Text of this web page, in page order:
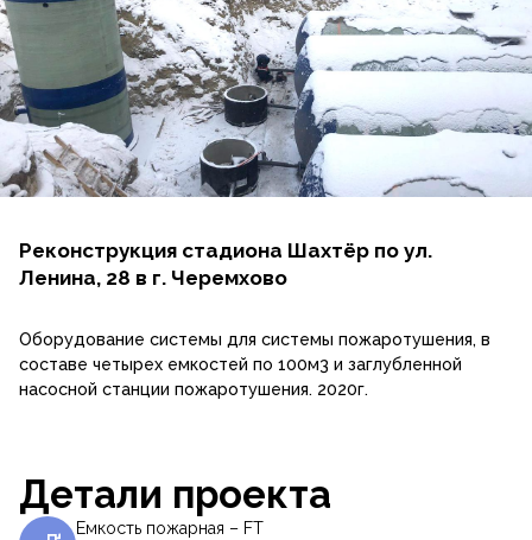
Реконструкция стадиона Шахтёр по ул.
Ленина, 28 в г. Черемхово
Оборудование системы для системы пожаротушения, в
составе четырех емкостей по 100м3 и заглубленной
насосной станции пожаротушения. 2020г.
Детали проекта
Емкость пожарная – FT